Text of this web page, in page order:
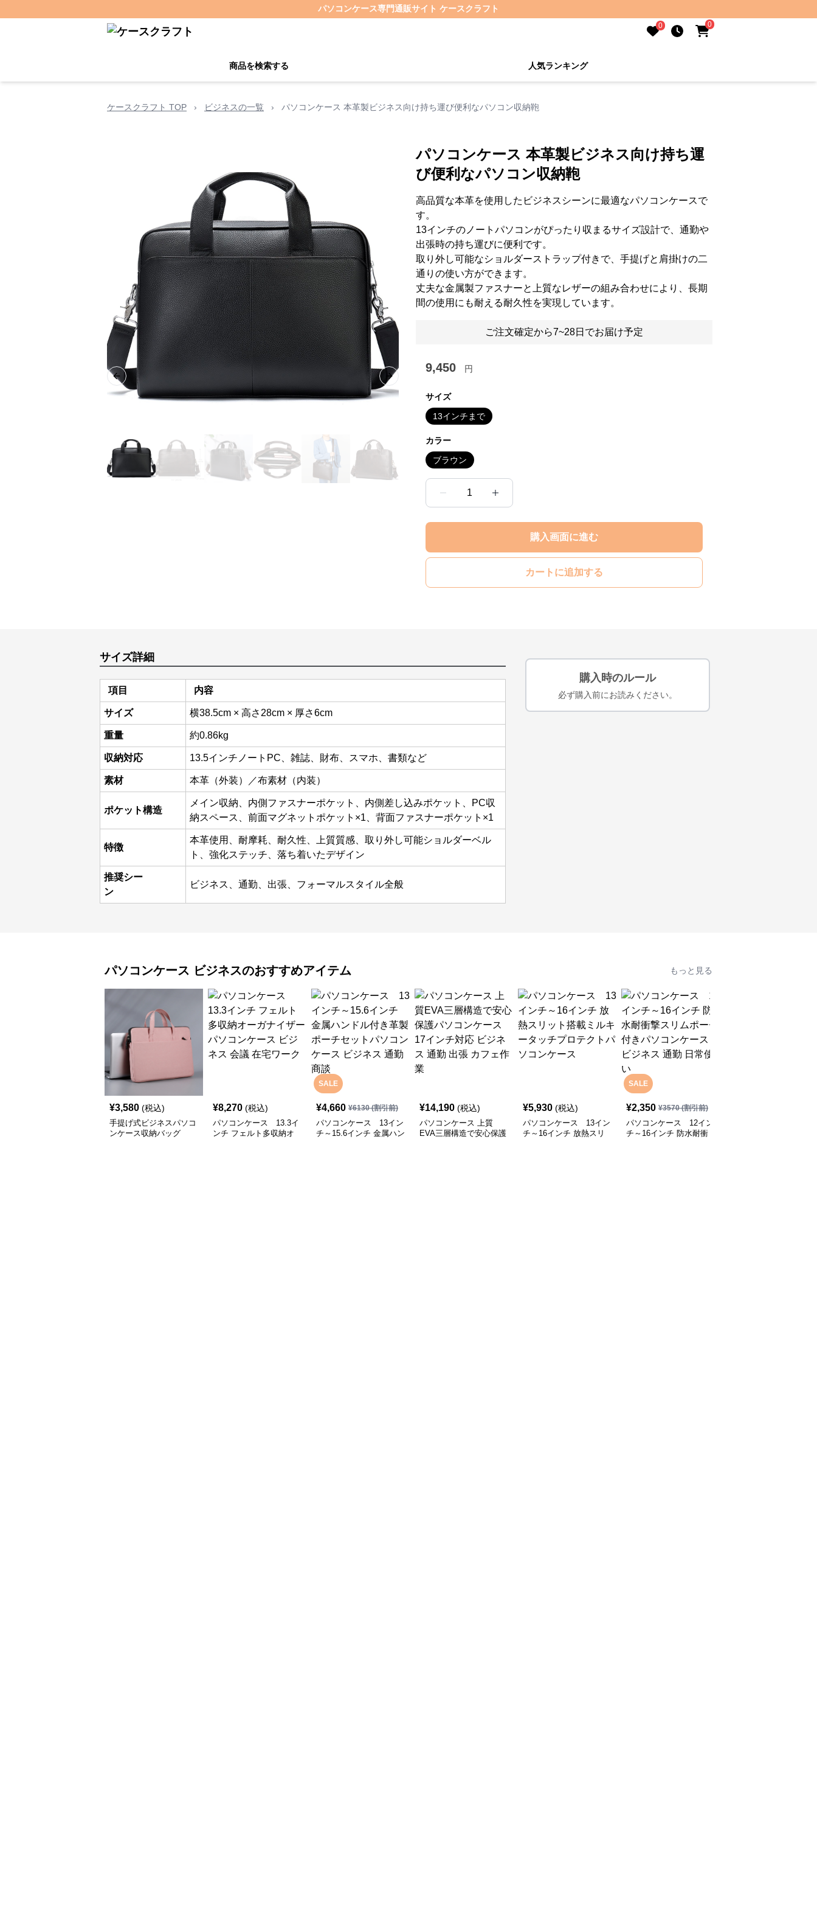
パソコンケース専門通販サイト ケースクラフト
0 0
商品を検索する 人気ランキング
ケースクラフト TOP › ビジネスの一覧 › パソコンケース 本革製ビジネス向け持ち運び便利なパソコン収納鞄
Previous slide Next slide
パソコンケース 本革製ビジネス向け持ち運
び便利なパソコン収納鞄
高品質な本革を使用したビジネスシーンに最適なパソコンケースで
す。
13インチのノートパソコンがぴったり収まるサイズ設計で、通勤や
出張時の持ち運びに便利です。
取り外し可能なショルダーストラップ付きで、手提げと肩掛けの二
通りの使い方ができます。
丈夫な金属製ファスナーと上質なレザーの組み合わせにより、長期
間の使用にも耐える耐久性を実現しています。
ご注文確定から7~28日でお届け予定
9,450 円
サイズ
13インチまで
カラー
ブラウン
1
購入画面に進む
カートに追加する
サイズ詳細
項目 内容
サイズ 横38.5cm × 高さ28cm × 厚さ6cm
重量 約0.86kg
収納対応 13.5インチノートPC、雑誌、財布、スマホ、書類など
素材 本革（外装）／布素材（内装）
ポケット構造
メイン収納、内側ファスナーポケット、内側差し込みポケット、PC収
納スペース、前面マグネットポケット×1、背面ファスナーポケット×1
特徴
本革使用、耐摩耗、耐久性、上質質感、取り外し可能ショルダーベル
ト、強化ステッチ、落ち着いたデザイン
推奨シー
ン
ビジネス、通勤、出張、フォーマルスタイル全般
購入時のルール
必ず購入前にお読みください。
パソコンケース ビジネスのおすすめアイテム もっと見る
¥3,580 (税込)
手提げ式ビジネスパソコ
ンケース収納バッグ
¥8,270 (税込)
パソコンケース 13.3イ
ンチ フェルト多収納オ
SALE
¥4,660 ¥6130(割引前)
パソコンケース 13イン
チ～15.6インチ 金属ハン
¥14,190 (税込)
パソコンケース 上質
EVA三層構造で安心保護
¥5,930 (税込)
パソコンケース 13イン
チ～16インチ 放熱スリ
SALE
¥2,350 ¥3570(割引前)
パソコンケース 12イン
チ～16インチ 防水耐衝